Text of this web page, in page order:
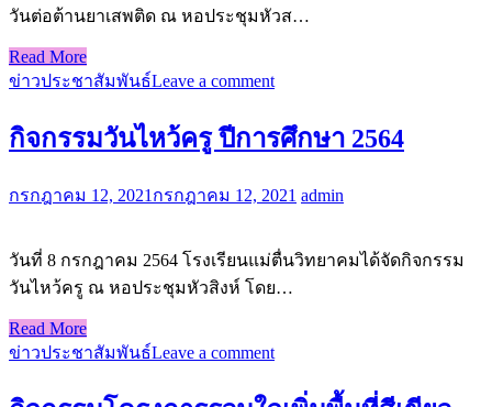
วันต่อต้านยาเสพติด ณ หอประชุมหัวส…
Read More
ข่าวประชาสัมพันธ์Leave a comment
กิจกรรมวันไหว้ครู ปีการศึกษา 2564
กรกฎาคม 12, 2021 กรกฎาคม 12, 2021 admin
วันที่ 8 กรกฎาคม 2564 โรงเรียนแม่ตื่นวิทยาคมได้จัดกิจกรรม
วันไหว้ครู ณ หอประชุมหัวสิงห์ โดย…
Read More
ข่าวประชาสัมพันธ์Leave a comment